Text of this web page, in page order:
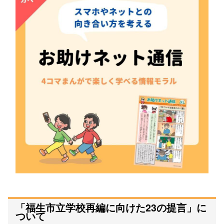
「福生市立学校再編に向けた23の提言」に
ついて